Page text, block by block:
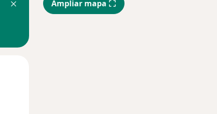
Ampliar mapa